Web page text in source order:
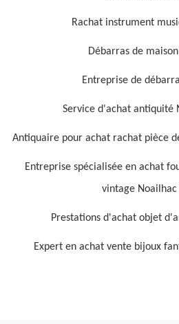
Rachat instrument
Débarras de
Entreprise de
Service d'achat antiquité
Antiquaire pour achat rachat pièce
Entreprise spécialisée en achat
vintage Noailhac
Prestations d'achat objet
Expert en achat vente bijoux